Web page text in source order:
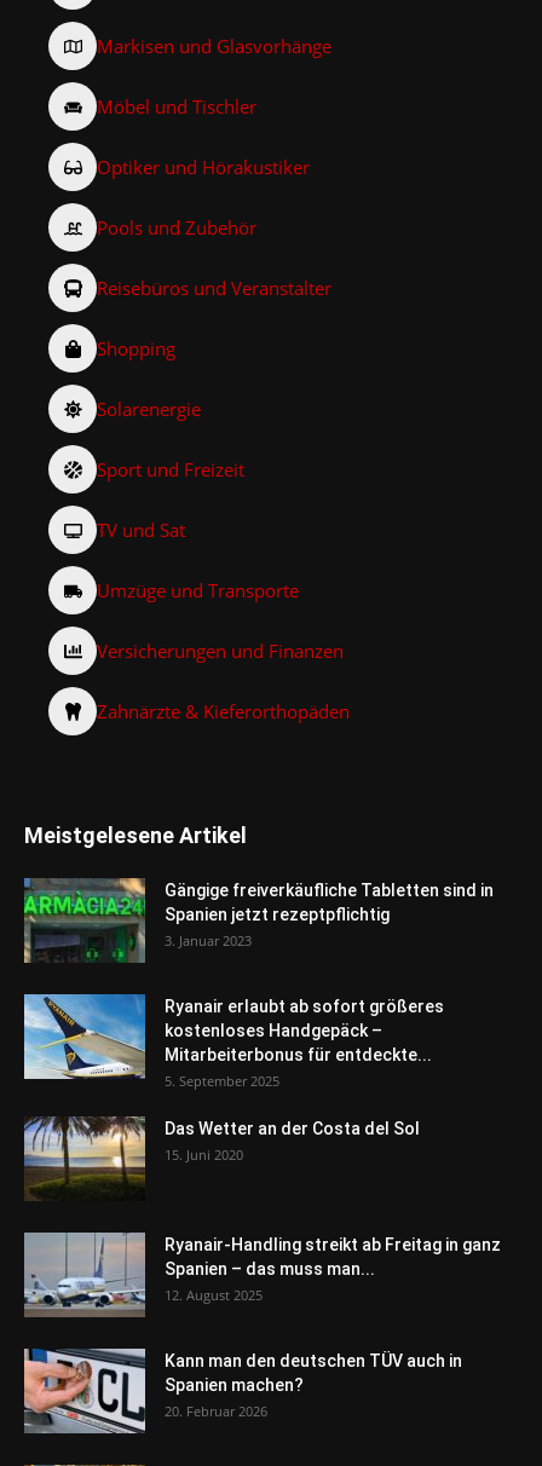
Markisen und Glasvorhänge
Möbel und Tischler
Optiker und Hörakustiker
Pools und Zubehör
Reisebüros und Veranstalter
Shopping
Solarenergie
Sport und Freizeit
TV und Sat
Umzüge und Transporte
Versicherungen und Finanzen
Zahnärzte & Kieferorthopäden
Meistgelesene Artikel
Gängige freiverkäufliche Tabletten sind in
Spanien jetzt rezeptpflichtig
3. Januar 2023
Ryanair erlaubt ab sofort größeres
kostenloses Handgepäck –
Mitarbeiterbonus für entdeckte...
5. September 2025
Das Wetter an der Costa del Sol
15. Juni 2020
Ryanair-Handling streikt ab Freitag in ganz
Spanien – das muss man...
12. August 2025
Kann man den deutschen TÜV auch in
Spanien machen?
20. Februar 2026